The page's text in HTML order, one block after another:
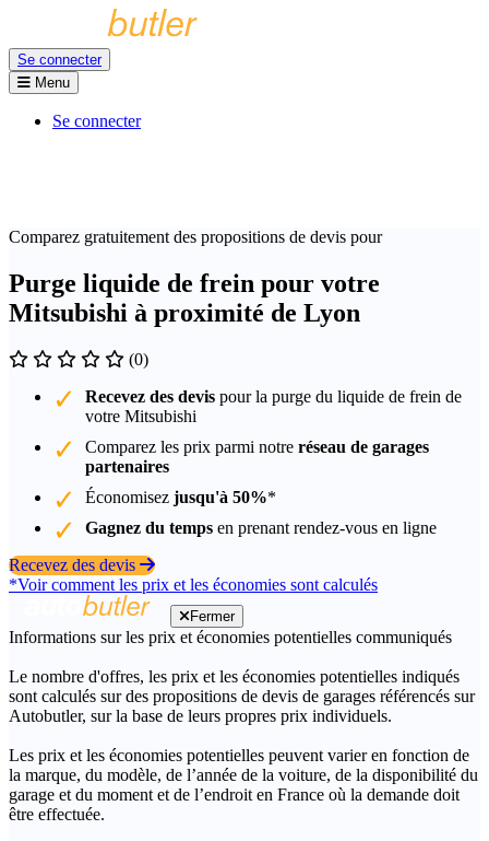
Se connecter
Menu
Se connecter
Comparez gratuitement des propositions de devis pour
Purge liquide de frein pour votre
Mitsubishi à proximité de Lyon
(0)
Recevez des devis pour la purge du liquide de frein de
votre Mitsubishi
Comparez les prix parmi notre réseau de garages
partenaires
Économisez jusqu'à 50%*
Gagnez du temps en prenant rendez-vous en ligne
Recevez des devis
*Voir comment les prix et les économies sont calculés
Fermer
Informations sur les prix et économies potentielles communiqués
Le nombre d'offres, les prix et les économies potentielles indiqués
sont calculés sur des propositions de devis de garages référencés sur
Autobutler, sur la base de leurs propres prix individuels.
Les prix et les économies potentielles peuvent varier en fonction de
la marque, du modèle, de l’année de la voiture, de la disponibilité du
garage et du moment et de l’endroit en France où la demande doit
être effectuée.